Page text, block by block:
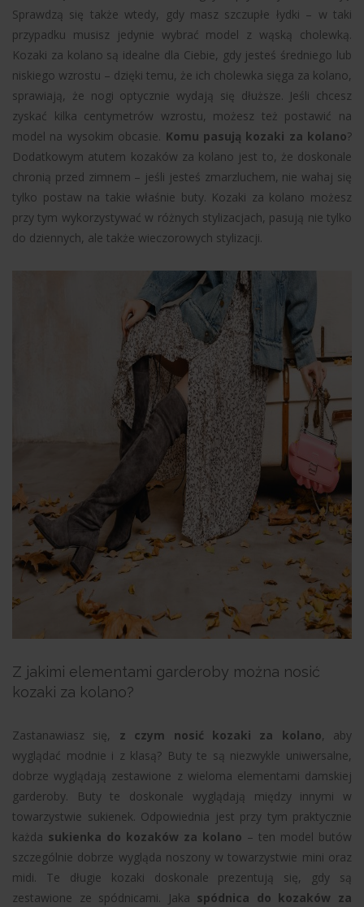
Sprawdzą się także wtedy, gdy masz szczupłe łydki – w taki
przypadku musisz jedynie wybrać model z wąską cholewką.
Kozaki za kolano są idealne dla Ciebie, gdy jesteś średniego lub
niskiego wzrostu – dzięki temu, że ich cholewka sięga za kolano,
sprawiają, że nogi optycznie wydają się dłuższe. Jeśli chcesz
zyskać kilka centymetrów wzrostu, możesz też postawić na
model na wysokim obcasie. Komu pasują kozaki za kolano?
Dodatkowym atutem kozaków za kolano jest to, że doskonale
chronią przed zimnem – jeśli jesteś zmarzluchem, nie wahaj się
tylko postaw na takie właśnie buty. Kozaki za kolano możesz
przy tym wykorzystywać w różnych stylizacjach, pasują nie tylko
do dziennych, ale także wieczorowych stylizacji.
Z jakimi elementami garderoby można nosić
kozaki za kolano?
Zastanawiasz się, z czym nosić kozaki za kolano, aby
wyglądać modnie i z klasą? Buty te są niezwykle uniwersalne,
dobrze wyglądają zestawione z wieloma elementami damskiej
garderoby. Buty te doskonale wyglądają między innymi w
towarzystwie sukienek. Odpowiednia jest przy tym praktycznie
każda sukienka do kozaków za kolano – ten model butów
szczególnie dobrze wygląda noszony w towarzystwie mini oraz
midi. Te długie kozaki doskonale prezentują się, gdy są
zestawione ze spódnicami. Jaka spódnica do kozaków za